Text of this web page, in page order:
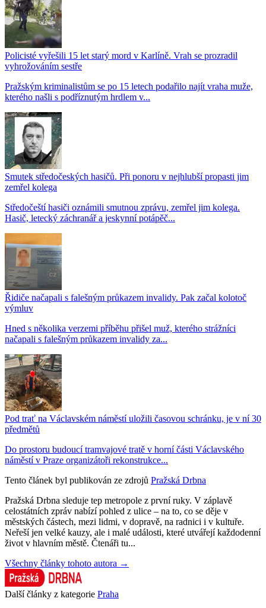
Policisté vyřešili 15 let starý mord v Karlíně. Vrah se prozradil
vyhrožováním sestře
Pražským kriminalistům se po 15 letech podařilo najít vraha muže,
kterého našli s podříznutým hrdlem v...
Smutek středočeských hasičů. Při ponoru v nejhlubší propasti jim
zemřel kolega
Středočeští hasiči oznámili smutnou zprávu, zemřel jim kolega.
Hasič, letecký záchranář a jeskynní potápěč...
Řidiče načapali s falešným průkazem invalidy. Pak začal kolotoč
výmluv
Hned s několika verzemi příběhu přišel muž, kterého strážníci
načapali s falešným průkazem invalidy za...
Pod trať na Václavském náměstí uložili časovou schránku, je v ní 30
předmětů
Do prostoru budoucí tramvajové tratě v horní části Václavského
náměstí v Praze organizátoři rekonstrukce...
Tento článek byl publikován ze zdrojů Pražská Drbna
Pražská Drbna sleduje tep metropole z první ruky. V záplavě
celostátních zpráv nabízí pohled z ulice – na to, co se děje v
městských částech, mezi lidmi, v dopravě, na radnici i v kultuře.
Neřeší jen velké kauzy, ale i malé události, které utvářejí každodenní
život v hlavním městě. Čtenáři tu...
Všechny články tohoto autora →
Další články z kategorie Praha